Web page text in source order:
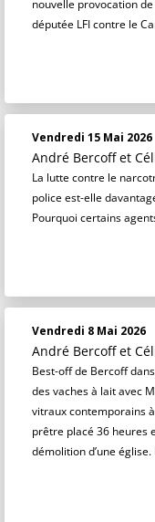
nouvelle provocation
députée LFI contre le
Vendredi 15 Mai 2026
André Bercoff et
La lutte contre le
police est-elle
Pourquoi certains
Vendredi 8 Mai 2026
André Bercoff et
Best-off de Bercoff
des vaches à lait avec
vitraux contemporains
prêtre placé 36 heures
démolition d’une